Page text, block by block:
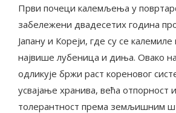
Први почеци калемљења у
забележени двадесетих година
Јапану и Кореји, где су се
највише лубеница и диња. Овако
одликује бржи раст кореновог
усвајање хранива, већа отпорност
толерантност према земљишним